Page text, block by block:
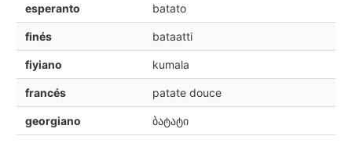
esperanto batato
finés bataatti
fiyiano kumala
francés patate douce
georgiano ბატატი